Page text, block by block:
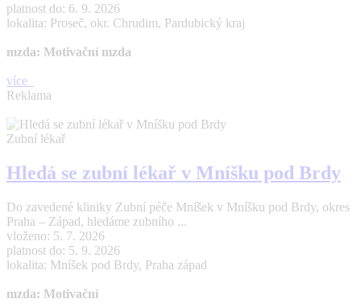
platnost do: 6. 9. 2026
lokalita: Proseč, okr. Chrudim, Pardubický kraj
mzda: Motivační mzda
více
Reklama
Zubní lékař
Hledá se zubní lékař v Mníšku pod Brdy
Do zavedené kliniky Zubní péče Mníšek v Mníšku pod Brdy, okres
Praha – Západ, hledáme zubního ...
vloženo: 5. 7. 2026
platnost do: 5. 9. 2026
lokalita: Mníšek pod Brdy, Praha západ
mzda: Motivační